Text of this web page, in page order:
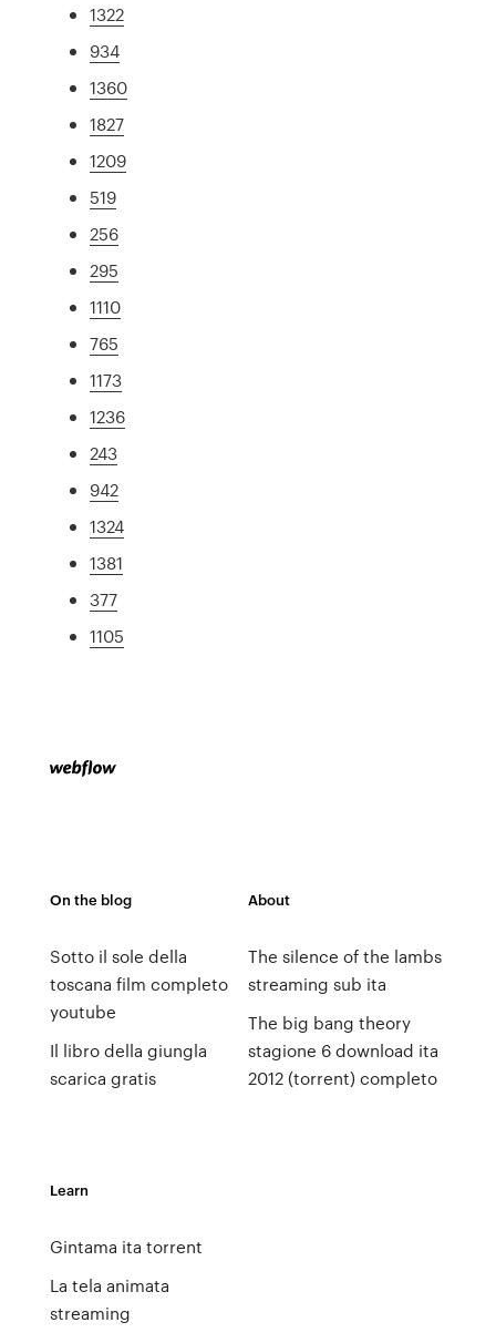
1322
934
1360
1827
1209
519
256
295
1110
765
1173
1236
243
942
1324
1381
377
1105
On the blog
Sotto il sole della
toscana film completo
youtube
Il libro della giungla
scarica gratis
About
The silence of the lambs
streaming sub ita
The big bang theory
stagione 6 download ita
2012 (torrent) completo
Learn
Gintama ita torrent
La tela animata
streaming